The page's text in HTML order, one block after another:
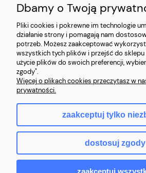
Blog
Ostatnio na blogu
Co to znaczy, że laptop jest
używanego?
Najczęstsze mity o laptopach
Dbamy o Twoją
Pliki cookies i pokrewne im technologie
działanie strony i pomagają nam
potrzeb. Możesz zaakceptować
wszystkich tych plików i przejść do
użycie plików do swoich preferencji,
zgody".
Więcej o plikach cookies przeczytasz w
prywatności.
zaakceptuj tylko
dostosuj zgody
zaakceptuj